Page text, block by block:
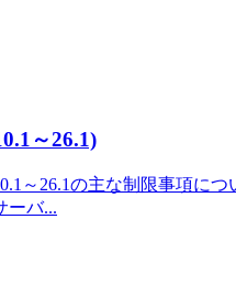
～26.1)
～26.1の主な制限事項に
ーバ...